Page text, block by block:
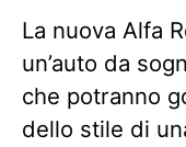
La nuova Alfa
un’auto da
che potranno
dello stile di